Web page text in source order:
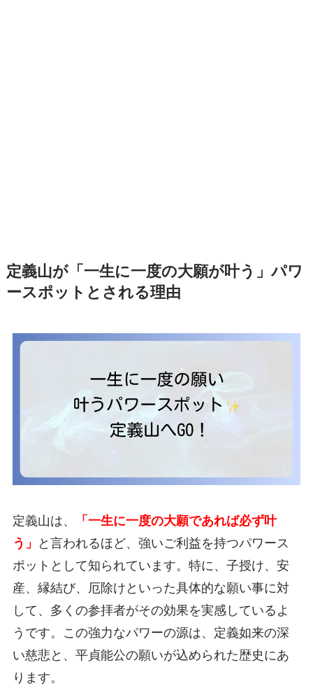
定義山が「一生に一度の大願が叶う」パワ
ースポットとされる理由
定義山は、
「一生に一度の大願であれば必ず叶
う」
と言われるほど、強いご利益を持つパワース
ポットとして知られています。特に、子授け、安
産、縁結び、厄除けといった具体的な願い事に対
して、多くの参拝者がその効果を実感しているよ
うです。この強力なパワーの源は、定義如来の深
い慈悲と、平貞能公の願いが込められた歴史にあ
ります。